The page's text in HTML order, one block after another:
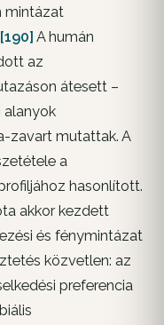
mintázat
[190] A humán
az
átesett –
alanyok
zavart mutattak. A
a
hasonlított.
akkor kezdett
és fénymintázat
közvetlen: az
preferencia